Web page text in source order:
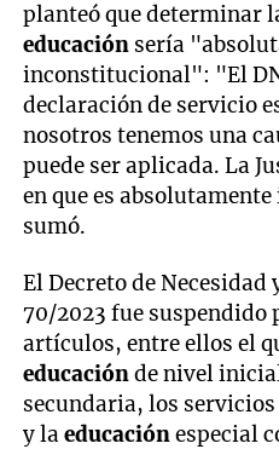
planteó que determinar
educación sería
inconstitucional": "El
declaración de servicio
nosotros tenemos una
puede ser aplicada. La
en que es
sumó.
El Decreto de Necesidad
70/2023 fue suspendido
artículos, entre ellos el
educaciónde nivel
secundaria, los
y laeducaciónespecial